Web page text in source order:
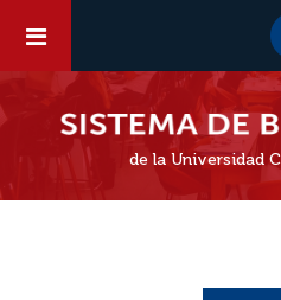
de la Universidad